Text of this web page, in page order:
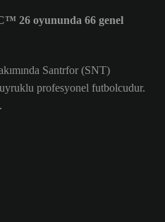
26 oyununda 66 genel
Santrfor (SNT)
profesyonel futbolcudur.